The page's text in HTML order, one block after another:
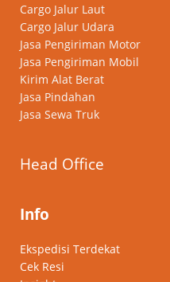
Cargo Jalur Laut
Cargo Jalur Udara
Jasa Pengiriman Motor
Jasa Pengiriman Mobil
Kirim Alat Berat
Jasa Pindahan
Jasa Sewa Truk
Head Office
Info
Ekspedisi Terdekat
Cek Resi